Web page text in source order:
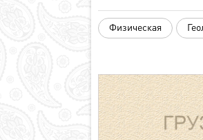
Территория
система
Конституция
Государственные
символы
Физическая